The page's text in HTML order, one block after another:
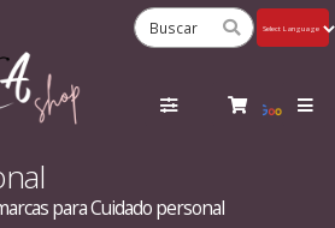
para Cuidado personal